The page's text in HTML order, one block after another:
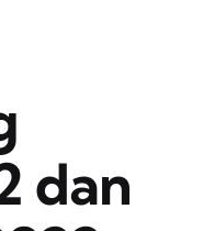
dan